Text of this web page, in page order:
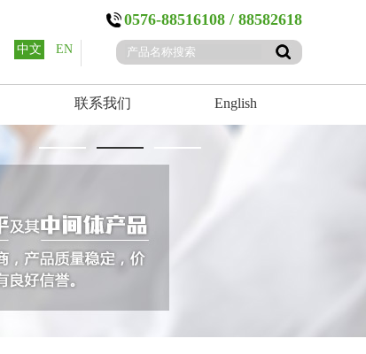
0576-88516108 / 88582618
中文 EN
联系我们 English